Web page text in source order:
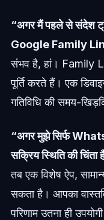
“अगर मैं पहले से संदेश
Google Family
संभव है, हां। Family
पूर्ति करते हैं। एक
गतिविधि की समय-
“अगर मुझे सिर्फ
सक्रिय स्थिति की चिंता
तब एक विशेष ऐप,
सकता है। आपका
परिणाम उतना ही उपयोगी